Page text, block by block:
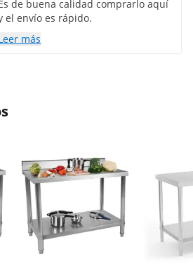
de buena calidad comprarlo aquí
el envío es rápido.
más